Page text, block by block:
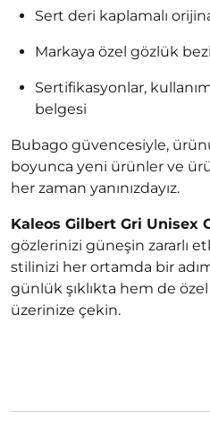
Sert deri kaplamalı
Markaya özel gözlük bezi
Sertifikasyonlar,
belgesi
Bubago güvencesiyle,
boyunca yeni ürünler ve
her zaman yanınızdayız.
Kaleos Gilbert Gri Unisex
gözlerinizi güneşin zararlı
stilinizi her ortamda bir
günlük şıklıkta hem de
üzerinize çekin.